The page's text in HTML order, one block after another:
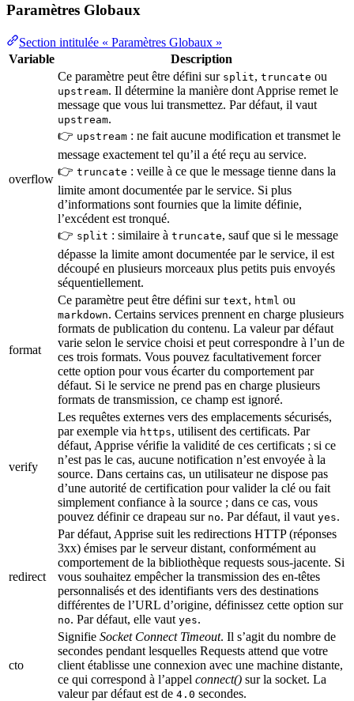
Paramètres Globaux
Section intitulée « Paramètres Globaux »
Variable
Description
overflow
Ce paramètre peut être défini sur split, truncate ou
upstream. Il détermine la manière dont Apprise remet le
message que vous lui transmettez. Par défaut, il vaut
upstream.
👉 upstream : ne fait aucune modification et transmet le
message exactement tel qu’il a été reçu au service.
👉 truncate : veille à ce que le message tienne dans la
limite amont documentée par le service. Si plus
d’informations sont fournies que la limite définie,
l’excédent est tronqué.
👉 split : similaire à truncate, sauf que si le message
dépasse la limite amont documentée par le service, il est
découpé en plusieurs morceaux plus petits puis envoyés
séquentiellement.
format
Ce paramètre peut être défini sur text, html ou
markdown. Certains services prennent en charge plusieurs
formats de publication du contenu. La valeur par défaut
varie selon le service choisi et peut correspondre à l’un de
ces trois formats. Vous pouvez facultativement forcer
cette option pour vous écarter du comportement par
défaut. Si le service ne prend pas en charge plusieurs
formats de transmission, ce champ est ignoré.
verify
Les requêtes externes vers des emplacements sécurisés,
par exemple via https, utilisent des certificats. Par
défaut, Apprise vérifie la validité de ces certificats ; si ce
n’est pas le cas, aucune notification n’est envoyée à la
source. Dans certains cas, un utilisateur ne dispose pas
d’une autorité de certification pour valider la clé ou fait
simplement confiance à la source ; dans ce cas, vous
pouvez définir ce drapeau sur no. Par défaut, il vaut yes.
redirect
Par défaut, Apprise suit les redirections HTTP (réponses
3xx) émises par le serveur distant, conformément au
comportement de la bibliothèque requests sous-jacente. Si
vous souhaitez empêcher la transmission des en-têtes
personnalisés et des identifiants vers des destinations
différentes de l’URL d’origine, définissez cette option sur
no. Par défaut, elle vaut yes.
cto
Signifie Socket Connect Timeout. Il s’agit du nombre de
secondes pendant lesquelles Requests attend que votre
client établisse une connexion avec une machine distante,
ce qui correspond à l’appel connect() sur la socket. La
valeur par défaut est de 4.0 secondes.